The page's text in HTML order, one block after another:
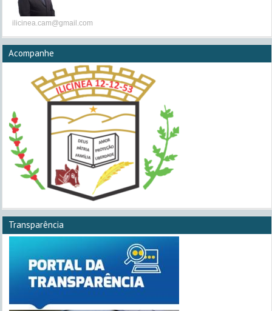
ilicinea.cam@gmail.com
Acompanhe
Transparência